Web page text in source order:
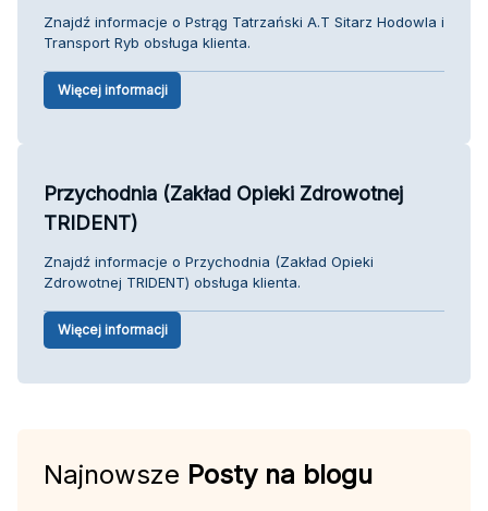
Znajdź informacje o Pstrąg Tatrzański A.T Sitarz Hodowla i
Transport Ryb obsługa klienta.
Więcej informacji
Przychodnia (Zakład Opieki Zdrowotnej
TRIDENT)
Znajdź informacje o Przychodnia (Zakład Opieki
Zdrowotnej TRIDENT) obsługa klienta.
Więcej informacji
Najnowsze Posty na blogu